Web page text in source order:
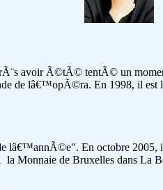
avoir Ã©tÃ© tentÃ© un
de lâ€™opÃ©ra. En 1998, il est
lâ€™annÃ©e". En octobre 2005,
Monnaie de Bruxelles dans La